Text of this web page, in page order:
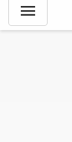
menu
Notícias